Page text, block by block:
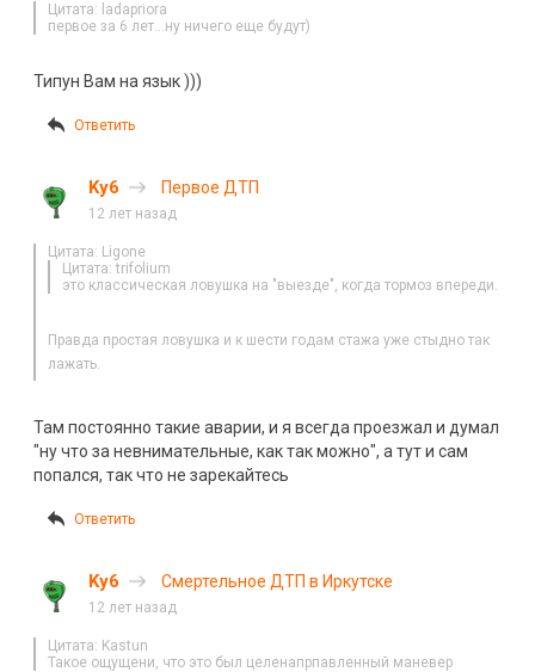
Цитата: ladapriora
первое за 6 лет…ну ничего еще будут)
Типун Вам на язык )))
Ответить
Ky6 Первое ДТП
12 лет назад
Цитата: Ligone
Цитата: trifolium
это классическая ловушка на "выезде", когда тормоз впереди.
Правда простая ловушка и к шести годам стажа уже стыдно так
лажать.
Там постоянно такие аварии, и я всегда проезжал и думал
"ну что за невнимательные, как так можно", а тут и сам
попался, так что не зарекайтесь
Ответить
Ky6 Смертельное ДТП в Иркутске
12 лет назад
Цитата: Kastun
Такое ощущени, что это был целенапрпавленный маневер